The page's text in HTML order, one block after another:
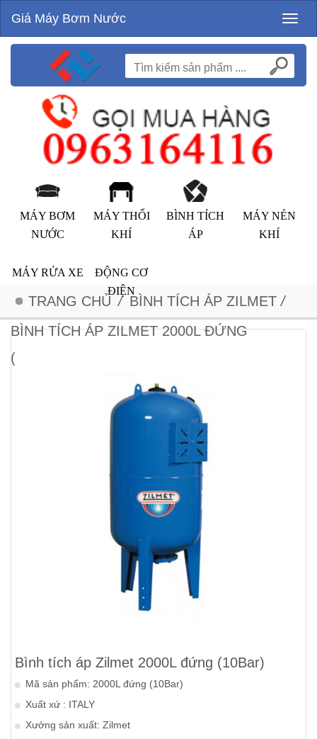
Giá Máy Bơm Nước
MÁY BƠM
NƯỚC
MÁY THỔI
KHÍ
BÌNH TÍCH
ÁP
MÁY NÉN
KHÍ
MÁY RỬA XE
ĐỘNG CƠ
ĐIỆN
TRANG CHỦ / BÌNH TÍCH ÁP ZILMET /
BÌNH TÍCH ÁP ZILMET 2000L ĐỨNG
(10BAR)
Bình tích áp Zilmet 2000L đứng (10Bar)
Mã sản phẩm: 2000L đứng (10Bar)
Xuất xứ : ITALY
Xưởng sản xuất: Zilmet